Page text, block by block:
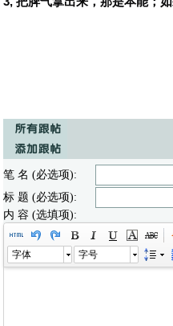
笔 名 (必选项):
标 题 (必选项):
内 容 (选填项):
字体 字号